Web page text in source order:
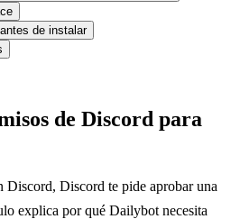
de instalar
de Discord para
Discord, Discord te pide aprobar una
explica por qué Dailybot necesita